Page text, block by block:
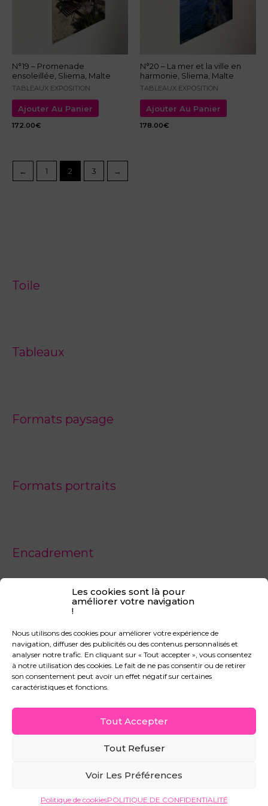
Les cookies sont là pour
améliorer votre navigation
!
Nous utilisons des cookies pour améliorer votre expérience de
navigation, diffuser des publicités ou des contenus personnalisés et
analyser notre trafic. En cliquant sur « Tout accepter », vous consentez
à notre utilisation des cookies. Le fait de ne pas consentir ou de retirer
son consentement peut avoir un effet négatif sur certaines
caractéristiques et fonctions.
Tout Accepter
Tout Refuser
Voir Les Préférences
Politique de cookiesPOLITIQUE DE CONFIDENTIALITÉ
Toile
Tableaux
Formats paysage
Formats portraits
Encadrement
N°19 – Promenade
ensoleillée, Sliema, Malte
TABLEAUX EXPOSITION
Ajouter Au Panier
172.00€
N°20 – La mer et la ville en
harmonie, Sliema, Malte
TABLEAUX EXPOSITION
Ajouter Au Panier
178.00€
← 1 2 3 →
CGU
MENTIONS LÉGALES
POLITIQUE DE CONFIDENTIALITÉ